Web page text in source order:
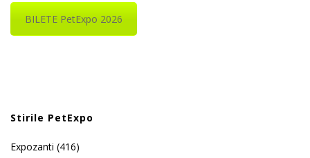
BILETE PetExpo 2026
Stirile PetExpo
Expozanti (416)